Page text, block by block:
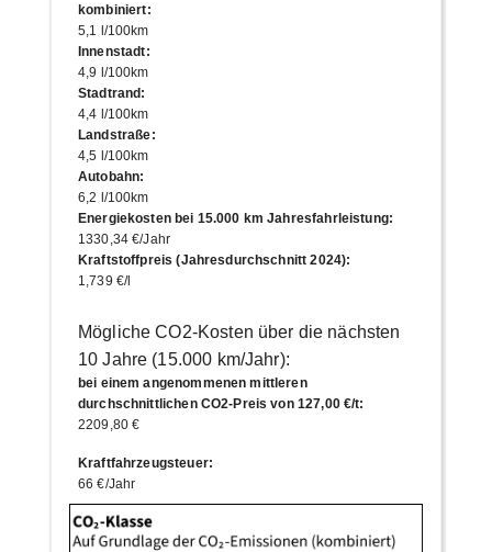
kombiniert:
5,1 l/100km
Innenstadt:
4,9 l/100km
Stadtrand:
4,4 l/100km
Landstraße:
4,5 l/100km
Autobahn:
6,2 l/100km
Energiekosten bei 15.000 km Jahresfahrleistung:
1330,34 €/Jahr
Kraftstoffpreis (Jahresdurchschnitt 2024):
1,739 €/l
Mögliche CO2-Kosten über die nächsten
10 Jahre (15.000 km/Jahr):
bei einem angenommenen mittleren
durchschnittlichen CO2-Preis von 127,00 €/t:
2209,80 €
Kraftfahrzeugsteuer:
66 €/Jahr